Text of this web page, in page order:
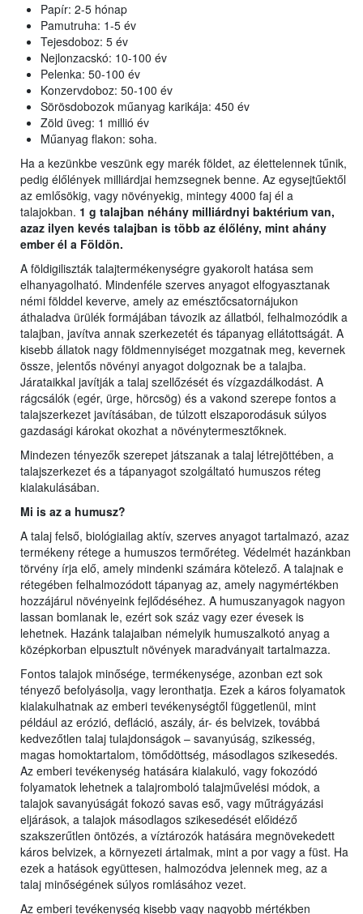
Papír: 2-5 hónap
Pamutruha: 1-5 év
Tejesdoboz: 5 év
Nejlonzacskó: 10-100 év
Pelenka: 50-100 év
Konzervdoboz: 50-100 év
Sörösdobozok műanyag karikája: 450 év
Zöld üveg: 1 millió év
Műanyag flakon: soha.
Ha a kezünkbe veszünk egy marék földet, az élettelennek tűnik,
pedig élőlények milliárdjai hemzsegnek benne. Az egysejtűektől
az emlősökig, vagy növényekig, mintegy 4000 faj él a
talajokban. 1 g talajban néhány milliárdnyi baktérium van,
azaz ilyen kevés talajban is több az élőlény, mint ahány
ember él a Földön.
A földigiliszták talajtermékenységre gyakorolt hatása sem
elhanyagolható. Mindenféle szerves anyagot elfogyasztanak
némi földdel keverve, amely az emésztőcsatornájukon
áthaladva ürülék formájában távozik az állatból, felhalmozódik a
talajban, javítva annak szerkezetét és tápanyag ellátottságát. A
kisebb állatok nagy földmennyiséget mozgatnak meg, kevernek
össze, jelentős növényi anyagot dolgoznak be a talajba.
Járataikkal javítják a talaj szellőzését és vízgazdálkodást. A
rágcsálók (egér, ürge, hörcsög) és a vakond szerepe fontos a
talajszerkezet javításában, de túlzott elszaporodásuk súlyos
gazdasági károkat okozhat a növénytermesztőknek.
Mindezen tényezők szerepet játszanak a talaj létrejöttében, a
talajszerkezet és a tápanyagot szolgáltató humuszos réteg
kialakulásában.
Mi is az a humusz?
A talaj felső, biológiailag aktív, szerves anyagot tartalmazó, azaz
termékeny rétege a humuszos termőréteg. Védelmét hazánkban
törvény írja elő, amely mindenki számára kötelező. A talajnak e
rétegében felhalmozódott tápanyag az, amely nagymértékben
hozzájárul növényeink fejlődéséhez. A humuszanyagok nagyon
lassan bomlanak le, ezért sok száz vagy ezer évesek is
lehetnek. Hazánk talajaiban némelyik humuszalkotó anyag a
középkorban elpusztult növények maradványait tartalmazza.
Fontos talajok minősége, termékenysége, azonban ezt sok
tényező befolyásolja, vagy leronthatja. Ezek a káros folyamatok
kialakulhatnak az emberi tevékenységtől függetlenül, mint
például az erózió, defláció, aszály, ár- és belvizek, továbbá
kedvezőtlen talaj tulajdonságok – savanyúság, szikesség,
magas homoktartalom, tömődöttség, másodlagos szikesedés.
Az emberi tevékenység hatására kialakuló, vagy fokozódó
folyamatok lehetnek a talajromboló talajművelési módok, a
talajok savanyúságát fokozó savas eső, vagy műtrágyázási
eljárások, a talajok másodlagos szikesedését előidéző
szakszerűtlen öntözés, a víztározók hatására megnövekedett
káros belvizek, a környezeti ártalmak, mint a por vagy a füst. Ha
ezek a hatások együttesen, halmozódva jelennek meg, az a
talaj minőségének súlyos romlásához vezet.
Az emberi tevékenység kisebb vagy nagyobb mértékben